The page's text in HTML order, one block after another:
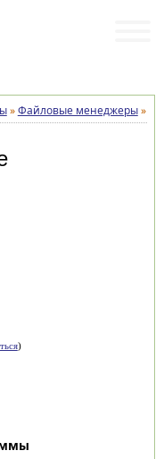
»Файловые менеджеры»
)